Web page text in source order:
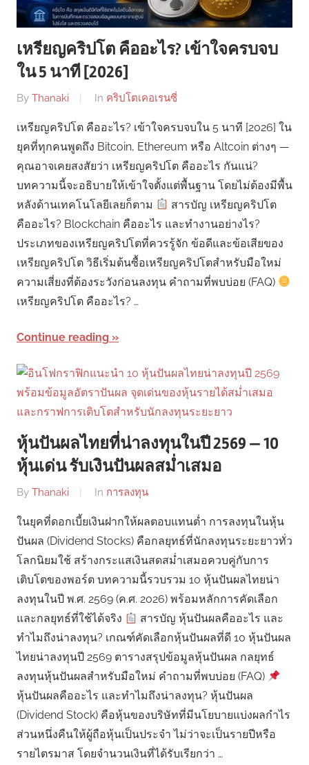
เหรียญคริปโต คืออะไร? เข้าใจครบจบ
ใน 5 นาที [2026]
By Thanaki In คริปโตเคอเรนซี่
เหรียญคริปโต คืออะไร? เข้าใจครบจบใน 5 นาที [2026] ใน
ยุคที่ทุกคนพูดถึง Bitcoin, Ethereum หรือ Altcoin ต่างๆ —
คุณอาจเคยสงสัยว่า เหรียญคริปโต คืออะไร กันแน่?
บทความนี้จะอธิบายให้เข้าใจตั้งแต่พื้นฐาน โดยไม่ต้องมีพื้น
หลังด้านเทคโนโลยีเลยก็ตาม
สารบัญ เหรียญคริปโต
คืออะไร? Blockchain คืออะไร และทำงานอย่างไร?
ประเภทของเหรียญคริปโตที่ควรรู้จัก ข้อดีและข้อเสียของ
เหรียญคริปโต วิธีเริ่มต้นซื้อเหรียญคริปโตสำหรับมือใหม่
ความเสี่ยงที่ต้องระวังก่อนลงทุน คำถามที่พบบ่อย (FAQ)
เหรียญคริปโต คืออะไร? …
Continue reading
หุ้นปันผลไทยที่น่าลงทุนในปี 2569 — 10
หุ้นเด่น รับเงินปันผลสม่ำเสมอ
By Thanaki In การลงทุน
ในยุคที่ดอกเบี้ยเงินฝากให้ผลตอบแทนต่ำ การลงทุนในหุ้น
ปันผล (Dividend Stocks) คือกลยุทธ์ที่นักลงทุนระยะยาวทั่ว
โลกนิยมใช้ สร้างกระแสเงินสดสม่ำเสมอควบคู่กับการ
เติบโตของพอร์ต บทความนี้รวบรวม 10 หุ้นปันผลไทยน่า
ลงทุนในปี พ.ศ. 2569 (ค.ศ. 2026) พร้อมหลักการคัดเลือก
และกลยุทธ์ที่ใช้ได้จริง
สารบัญ หุ้นปันผลคืออะไร และ
ทำไมถึงน่าลงทุน? เกณฑ์คัดเลือกหุ้นปันผลที่ดี 10 หุ้นปันผล
ไทยน่าลงทุนปี 2569 ตารางสรุปข้อมูลหุ้นปันผล กลยุทธ์
ลงทุนหุ้นปันผลสำหรับมือใหม่ คำถามที่พบบ่อย (FAQ)
หุ้นปันผลคืออะไร และทำไมถึงน่าลงทุน? หุ้นปันผล
(Dividend Stock) คือหุ้นของบริษัทที่มีนโยบายแบ่งผลกำไร
ส่วนหนึ่งคืนให้ผู้ถือหุ้นเป็นประจำ ไม่ว่าจะเป็นรายปีหรือ
รายไตรมาส โดยจำนวนเงินที่ได้รับเรียกว่า …